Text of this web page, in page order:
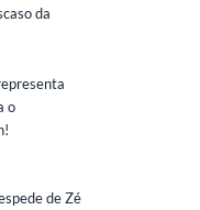
da
o
de Zé